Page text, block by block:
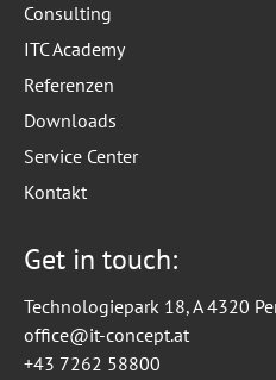
Consulting
ITC Academy
Referenzen
Downloads
Service Center
Kontakt
Get in touch:
Technologiepark 18, A 4320
office@it-concept.at
+43 7262 58800